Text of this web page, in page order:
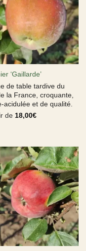
‘Gaillarde’
de table tardive du
la France, croquante,
acidulée et de qualité.
de 18,00€